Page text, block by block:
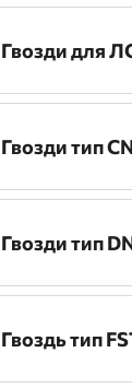
Гвозди для
Гвозди тип
Гвозди тип
Гвоздь тип